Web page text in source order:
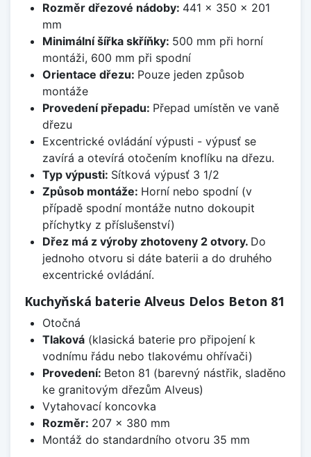
Rozměr dřezové nádoby: 441 x 350 x 201
mm
Minimální šířka skříňky: 500 mm při horní
montáži, 600 mm při spodní
Orientace dřezu: Pouze jeden způsob
montáže
Provedení přepadu: Přepad umístěn ve vaně
dřezu
Excentrické ovládání výpusti - výpusť se
zavírá a otevírá otočením knoflíku na dřezu.
Typ výpusti: Sítková výpusť 3 1/2
Způsob montáže: Horní nebo spodní (v
případě spodní montáže nutno dokoupit
příchytky z příslušenství)
Dřez má z výroby zhotoveny 2 otvory. Do
jednoho otvoru si dáte baterii a do druhého
excentrické ovládání.
Kuchyňská baterie Alveus Delos Beton 81
Otočná
Tlaková(klasická baterie pro připojení k
vodnímu řádu nebo tlakovému ohřívači)
Provedení: Beton 81 (barevný nástřik, sladěno
ke granitovým dřezům Alveus)
Vytahovací koncovka
Rozměr: 207 x 380 mm
Montáž do standardního otvoru 35 mm